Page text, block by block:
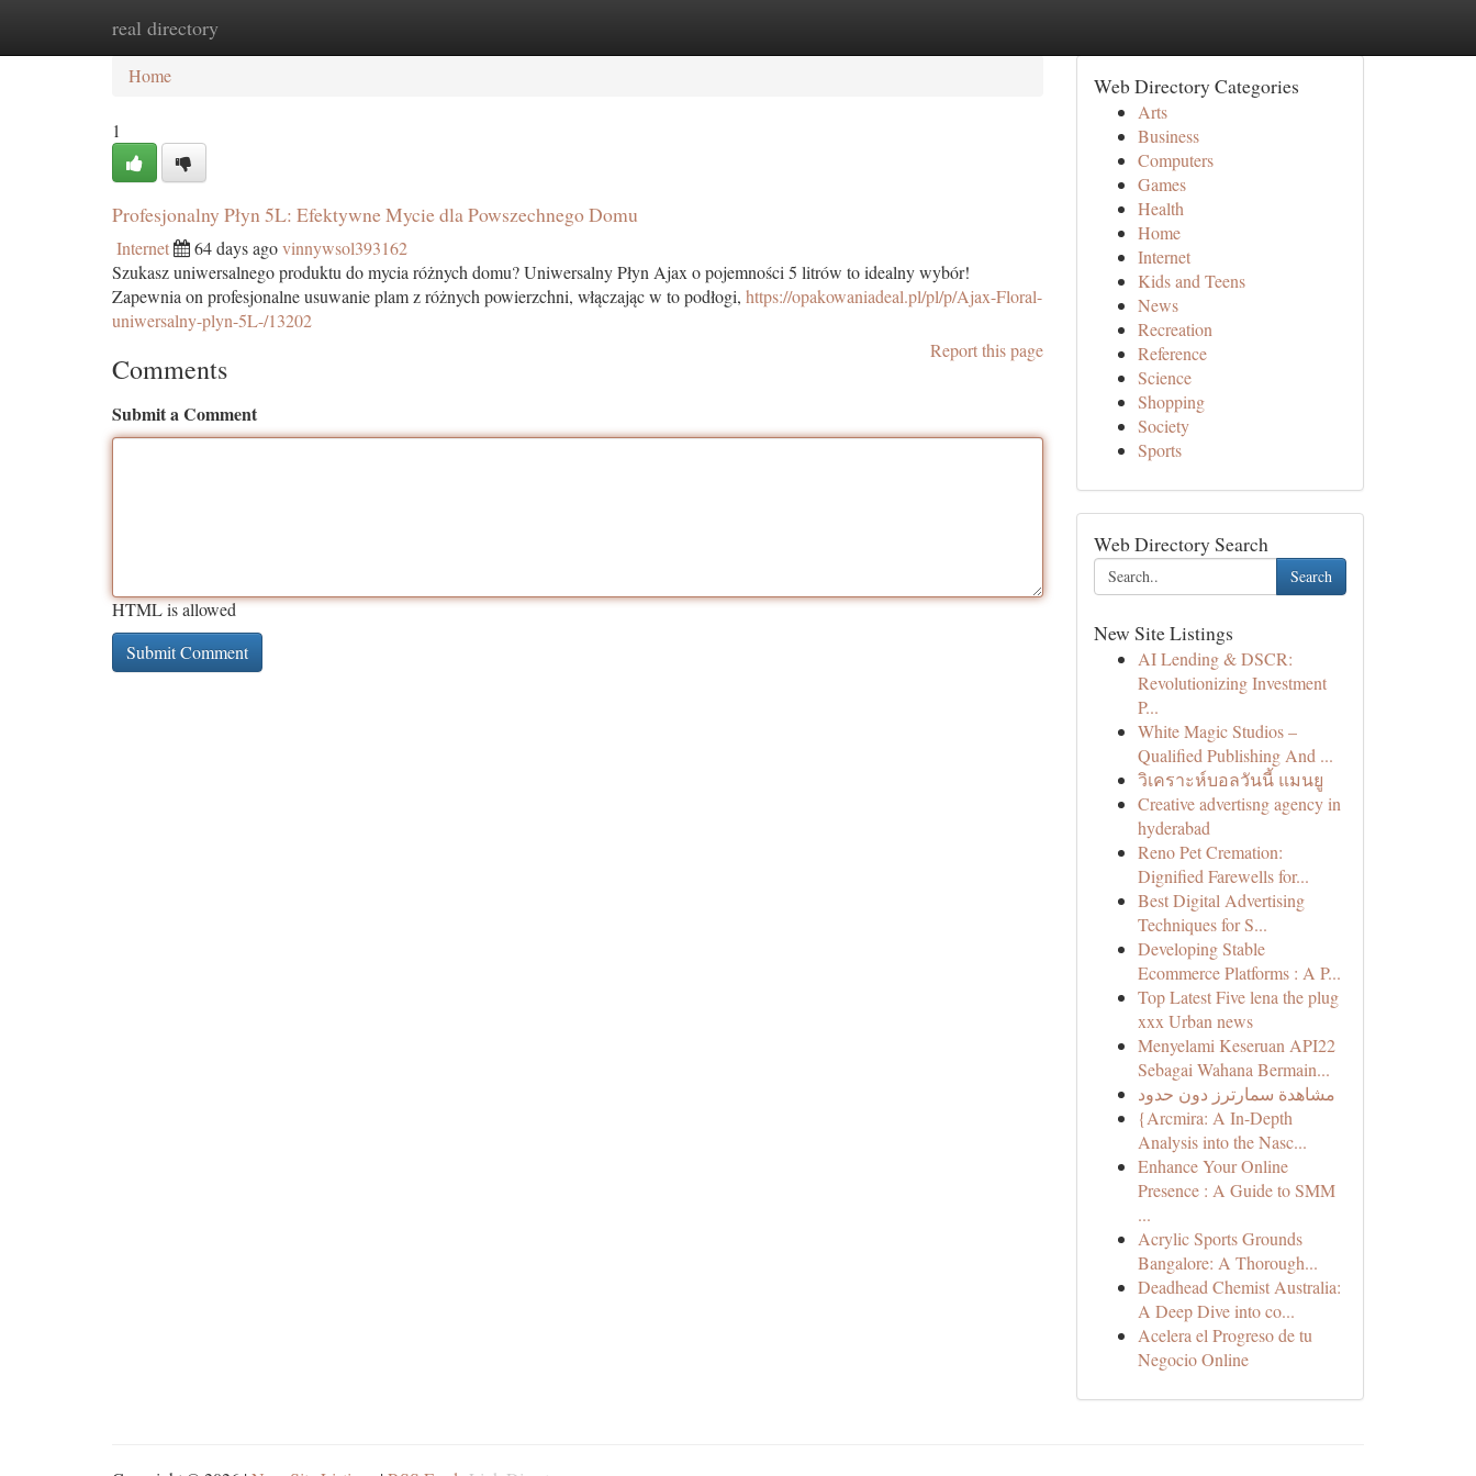
real directory
Home
Home
1
Profesjonalny Płyn 5L: Efektywne Mycie dla Powszechnego Domu
Internet 64 days agovinnywsol393162
Szukasz uniwersalnego produktu do mycia różnych domu? Uniwersalny Płyn Ajax o pojemności 5 litrów to idealny wybór!
Zapewnia on profesjonalne usuwanie plam z różnych powierzchni, włączając w to podłogi, https://opakowaniadeal.pl/pl/p/Ajax-Floral-
uniwersalny-plyn-5L-/13202
Report this page
Comments
Submit a Comment
HTML is allowed
Web Directory Categories
Arts
Business
Computers
Games
Health
Home
Internet
Kids and Teens
News
Recreation
Reference
Science
Shopping
Society
Sports
Web Directory Search
Search
New Site Listings
AI Lending & DSCR:
Revolutionizing Investment
P...
White Magic Studios –
Qualified Publishing And ...
วิเคราะห์บอลวันนี้ แมนยู
Creative advertisng agency in
hyderabad
Reno Pet Cremation:
Dignified Farewells for...
Best Digital Advertising
Techniques for S...
Developing Stable
Ecommerce Platforms : A P...
Top Latest Five lena the plug
xxx Urban news
Menyelami Keseruan API22
Sebagai Wahana Bermain...
مشاهدة سمارترز دون حدود
{Arcmira: A In-Depth
Analysis into the Nasc...
Enhance Your Online
Presence : A Guide to SMM
...
Acrylic Sports Grounds
Bangalore: A Thorough...
Deadhead Chemist Australia:
A Deep Dive into co...
Acelera el Progreso de tu
Negocio Online